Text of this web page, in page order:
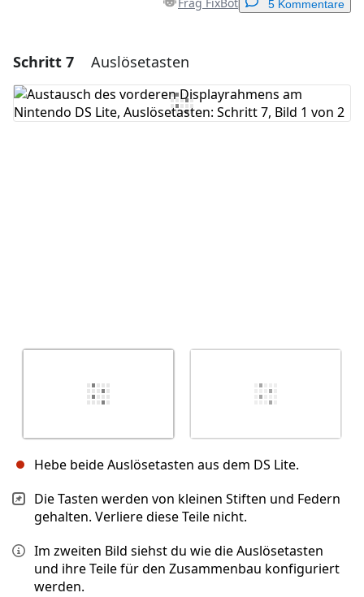
5 Kommentare
Einen Kommentar hinzufügen
Kommentar hinzufügen
Schritt 7 Auslösetasten
Hebe beide Auslösetasten aus dem DS Lite.
Die Tasten werden von kleinen Stiften und Federn
gehalten. Verliere diese Teile nicht.
Im zweiten Bild siehst du wie die Auslösetasten
und ihre Teile für den Zusammenbau konfiguriert
werden.